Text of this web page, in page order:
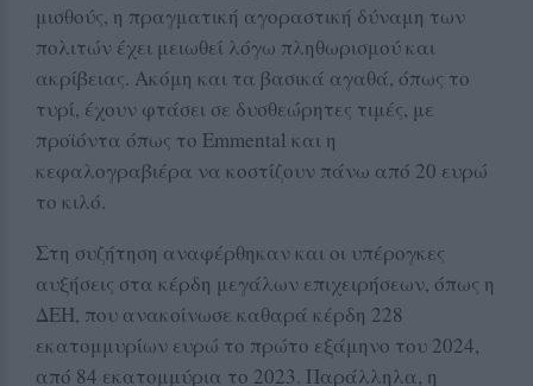
μισθούς, η πραγματική αγοραστική δύναμη των
πολιτών έχει μειωθεί λόγω πληθωρισμού και
ακρίβειας. Ακόμη και τα βασικά αγαθά, όπως το
τυρί, έχουν φτάσει σε δυσθεώρητες τιμές, με
προϊόντα όπως το Emmental και η
κεφαλογραβιέρα να κοστίζουν πάνω από 20 ευρώ
το κιλό.
Στη συζήτηση αναφέρθηκαν και οι υπέρογκες
αυξήσεις στα κέρδη μεγάλων επιχειρήσεων, όπως η
ΔΕΗ, που ανακοίνωσε καθαρά κέρδη 228
εκατομμυρίων ευρώ το πρώτο εξάμηνο του 2024,
από 84 εκατομμύρια το 2023. Παράλληλα, η